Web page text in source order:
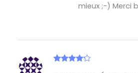
mieux ;-) Merci